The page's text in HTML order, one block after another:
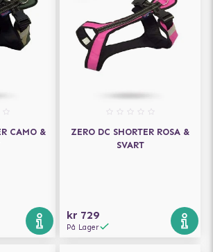
CAMO &
ZERO DC SHORTER ROSA &
SVART
kr 729
På Lager